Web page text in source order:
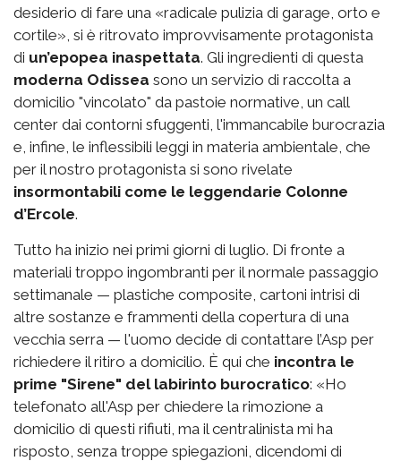
desiderio di fare una «radicale pulizia di garage, orto e
cortile», si è ritrovato improvvisamente protagonista
di un’epopea inaspettata. Gli ingredienti di questa
moderna Odissea sono un servizio di raccolta a
domicilio "vincolato" da pastoie normative, un call
center dai contorni sfuggenti, l'immancabile burocrazia
e, infine, le inflessibili leggi in materia ambientale, che
per il nostro protagonista si sono rivelate
insormontabili come le leggendarie Colonne
d’Ercole.
Tutto ha inizio nei primi giorni di luglio. Di fronte a
materiali troppo ingombranti per il normale passaggio
settimanale — plastiche composite, cartoni intrisi di
altre sostanze e frammenti della copertura di una
vecchia serra — l'uomo decide di contattare l’Asp per
richiedere il ritiro a domicilio. È qui che incontra le
prime "Sirene" del labirinto burocratico: «Ho
telefonato all'Asp per chiedere la rimozione a
domicilio di questi rifiuti, ma il centralinista mi ha
risposto, senza troppe spiegazioni, dicendomi di